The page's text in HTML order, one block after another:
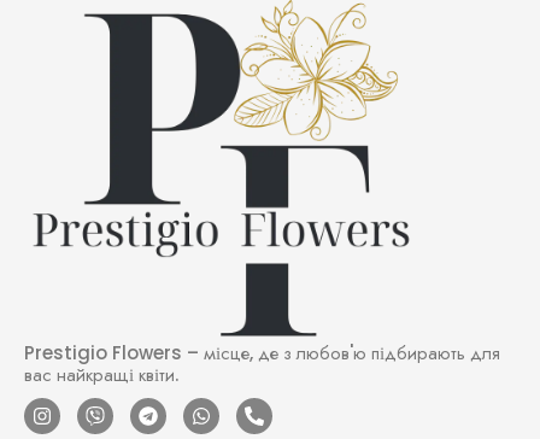
Prestigio Flowers – місце, де з любов'ю підбирають для
вас найкращі квіти.